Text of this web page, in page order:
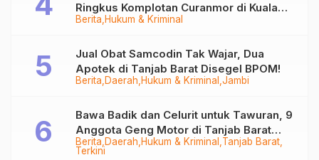
Berita Hukum & Kriminal
Ringkus Komplotan Curanmor di Kuala
Tungkal
Berita Daerah Hukum & Kriminal Jambi
Jual Obat Samcodin Tak Wajar, Dua
Apotek di Tanjab Barat Disegel BPOM!
Berita Daerah Hukum & Kriminal Tanjab Barat
Terkini
Bawa Badik dan Celurit untuk Tawuran, 9
Anggota Geng Motor di Tanjab Barat
Diringkus